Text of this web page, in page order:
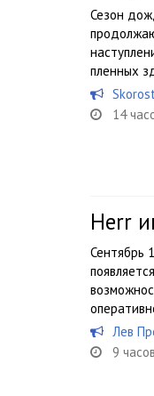
Сезон
пленных
14
Herr
Сентябрь
Лев
9